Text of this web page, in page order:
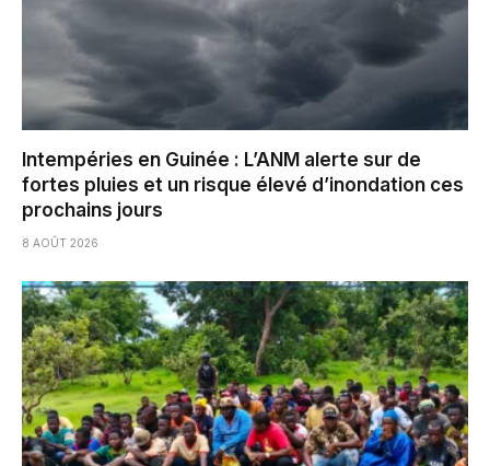
Intempéries en Guinée : L’ANM alerte sur de
fortes pluies et un risque élevé d’inondation ces
prochains jours
8 AOÛT 2026